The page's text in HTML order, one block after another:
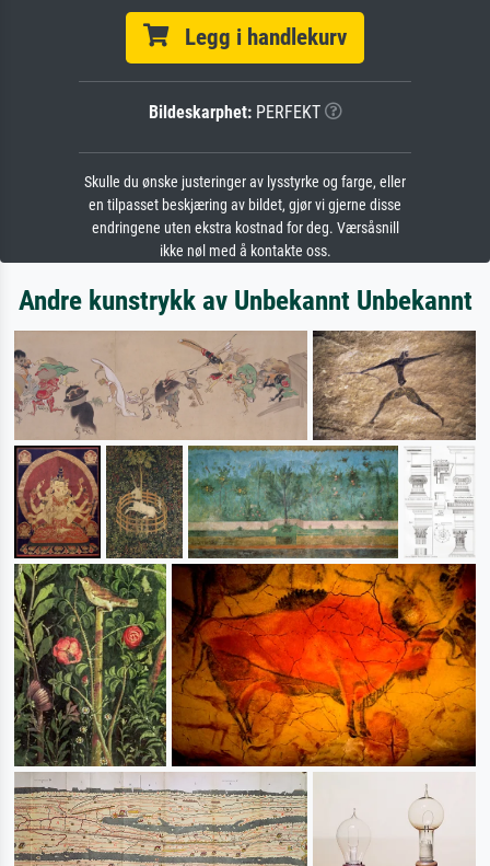
Legg i handlekurv
Bildeskarphet:PERFEKT
Skulle du ønske justeringer av lysstyrke og farge, eller
en tilpasset beskjæring av bildet, gjør vi gjerne disse
endringene uten ekstra kostnad for deg. Værsåsnill
ikke nøl med å kontakte oss.
Andre kunstrykk av Unbekannt Unbekannt